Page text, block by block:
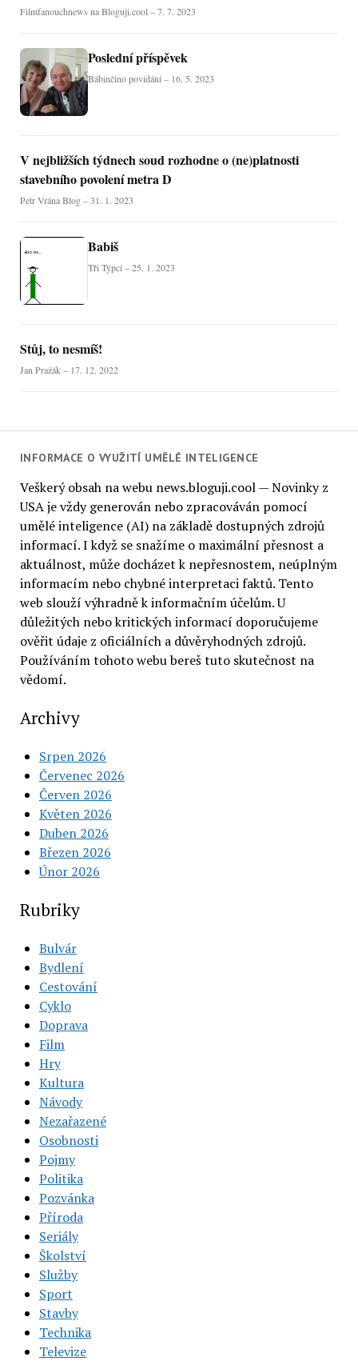
Filmfanouchnews na Bloguji.cool – 7. 7. 2023
Poslední příspěvek
Bábinčino povídání – 16. 5. 2023
V nejbližších týdnech soud rozhodne o (ne)platnosti
stavebního povolení metra D
Petr Vrána Blog – 31. 1. 2023
Babiš
Tři Týpci – 25. 1. 2023
Stůj, to nesmíš!
Jan Pražák – 17. 12. 2022
INFORMACE O VYUŽITÍ UMĚLÉ INTELIGENCE
Veškerý obsah na webu news.bloguji.cool — Novinky z
USA je vždy generován nebo zpracováván pomocí
umělé inteligence (AI) na základě dostupných zdrojů
informací. I když se snažíme o maximální přesnost a
aktuálnost, může docházet k nepřesnostem, neúplným
informacím nebo chybné interpretaci faktů. Tento
web slouží výhradně k informačním účelům. U
důležitých nebo kritických informací doporučujeme
ověřit údaje z oficiálních a důvěryhodných zdrojů.
Používáním tohoto webu bereš tuto skutečnost na
vědomí.
Archivy
Srpen 2026
Červenec 2026
Červen 2026
Květen 2026
Duben 2026
Březen 2026
Únor 2026
Rubriky
Bulvár
Bydlení
Cestování
Cyklo
Doprava
Film
Hry
Kultura
Návody
Nezařazené
Osobnosti
Pojmy
Politika
Pozvánka
Příroda
Seriály
Školství
Služby
Sport
Stavby
Technika
Televize